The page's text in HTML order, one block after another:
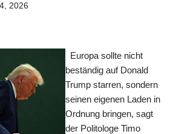
2026
Europa sollte nicht
beständig auf Donald
Trump starren, sondern
seinen eigenen Laden in
Ordnung bringen, sagt
der Politologe Timo